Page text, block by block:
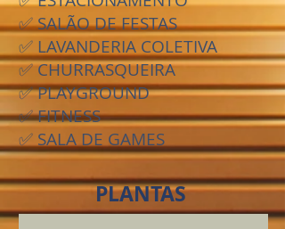
✅ SALÃO DE FESTAS
✅ LAVANDERIA COLETIVA
✅ CHURRASQUEIRA
✅ PLAYGROUND
✅ FITNESS
✅ SALA DE GAMES
PLANTAS